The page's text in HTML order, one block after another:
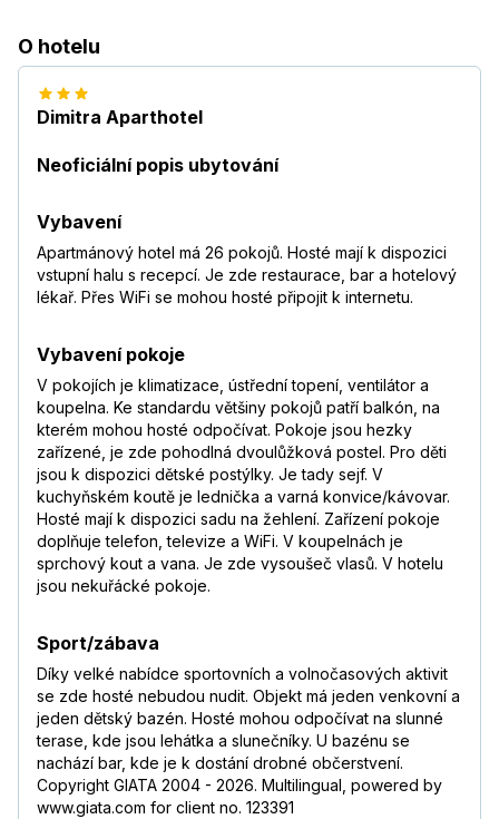
O hotelu
Dimitra Aparthotel
Neoficiální popis ubytování
Vybavení
Apartmánový hotel má 26 pokojů. Hosté mají k dispozici
vstupní halu s recepcí. Je zde restaurace, bar a hotelový
lékař. Přes WiFi se mohou hosté připojit k internetu.
Vybavení pokoje
V pokojích je klimatizace, ústřední topení, ventilátor a
koupelna. Ke standardu většiny pokojů patří balkón, na
kterém mohou hosté odpočívat. Pokoje jsou hezky
zařízené, je zde pohodlná dvoulůžková postel. Pro děti
jsou k dispozici dětské postýlky. Je tady sejf. V
kuchyňském koutě je lednička a varná konvice/kávovar.
Hosté mají k dispozici sadu na žehlení. Zařízení pokoje
doplňuje telefon, televize a WiFi. V koupelnách je
sprchový kout a vana. Je zde vysoušeč vlasů. V hotelu
jsou nekuřácké pokoje.
Sport/zábava
Díky velké nabídce sportovních a volnočasových aktivit
se zde hosté nebudou nudit. Objekt má jeden venkovní a
jeden dětský bazén. Hosté mohou odpočívat na slunné
terase, kde jsou lehátka a slunečníky. U bazénu se
nachází bar, kde je k dostání drobné občerstvení.
Copyright GIATA 2004 - 2026. Multilingual, powered by
www.giata.com for client no. 123391